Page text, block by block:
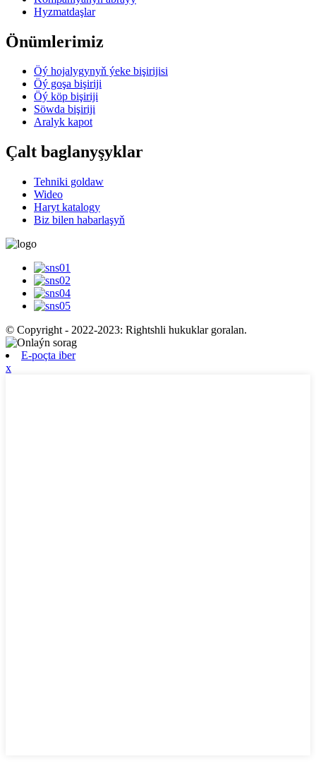
Hyzmatdaşlar
Önümlerimiz
Öý hojalygynyň ýeke bişirijisi
Öý goşa bişiriji
Öý köp bişiriji
Söwda bişiriji
Aralyk kapot
Çalt baglanyşyklar
Tehniki goldaw
Wideo
Haryt katalogy
Biz bilen habarlaşyň
© Copyright - 2022-2023: Rightshli hukuklar goralan.
E-poçta iber
x